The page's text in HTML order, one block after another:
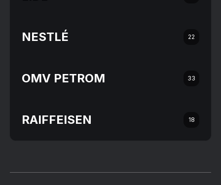
NESTLÉ 22
OMV PETROM 33
RAIFFEISEN 18